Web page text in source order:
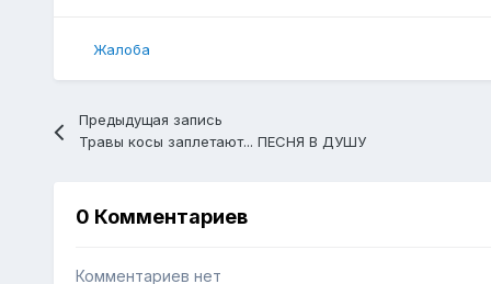
Жалоба
Предыдущая запись
Травы косы заплетают... ПЕСНЯ В ДУШУ
0 Комментариев
Комментариев нет